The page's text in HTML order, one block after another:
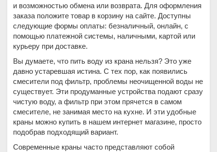
и возможностью обмена или возврата. Для оформления
заказа положите товар в корзину на сайте. Доступны
следующие формы оплаты: безналичный, онлайн, с
помощью платежной системы, наличными, картой или
курьеру при доставке.
Вы думаете, что пить воду из крана нельзя? Это уже
давно устаревшая истина. С тех пор, как появились
смесители под фильтр, проблемы неочищенной воды не
существует. Эти продуманные устройства подают сразу
чистую воду, а фильтр при этом прячется в самом
смесителе, не занимая место на кухне. И эти удобные
краны можно купить в нашем интернет магазине, просто
подобрав подходящий вариант.
Современные краны часто представляют собой